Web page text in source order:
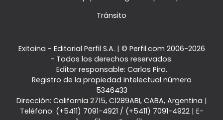
Tránsito
Exitoina - Editorial Perfil S.A. | © Perfil.com 2006-2026
- Todos los derechos reservados.
Editor responsable: Carlos Piro.
Registro de la propiedad intelectual número
5346433
Dirección: California 2715, C1289ABI, CABA, Argentina |
Teléfono: (+5411) 7091-4921 / (+5411) 7091-4922| E-